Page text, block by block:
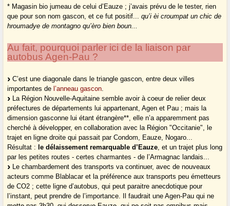
* Magasin bio jumeau de celui d’Eauze ; j’avais prévu de le tester, rien
que pour son nom gascon, et ce fut positif...qu’i èi croumpat un chic de
hroumadye de montagno qu’èro bien boun...
Au fait, pourquoi parler ici de la liaison par
autobus Agen-Pau ?
C’est une diagonale dans le triangle gascon, entre deux villes
importantes de l’anneau gascon.
La Région Nouvelle-Aquitaine semble avoir à coeur de relier deux
préfectures de départements lui appartenant, Agen et Pau ; mais la
dimension gasconne lui étant étrangère**, elle n’a apparemment pas
cherché à développer, en collaboration avec la Région "Occitanie", le
trajet en ligne droite qui passait par Condom, Eauze, Nogaro...
Résultat : le délaissement remarquable d’Eauze, et un trajet plus long
par les petites routes - certes charmantes - de l’Armagnac landais...
Le chambardement des transports va continuer, avec de nouveaux
acteurs comme Blablacar et la préférence aux transports peu émetteurs
de CO2 ; cette ligne d’autobus, qui peut paraitre anecdotique pour
l’instant, peut prendre de l’importance. Il faudrait une Agen-Pau qui ne